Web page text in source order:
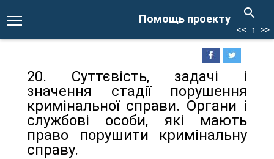
Помощь проекту
<< ↑ >>
20. Суттєвість, задачі і
значення стадії порушення
кримінальної справи. Органи і
службові особи, які мають
право порушити кримінальну
справу.